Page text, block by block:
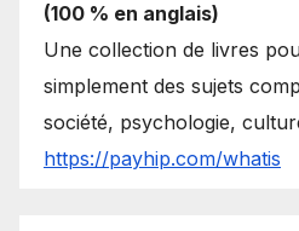
(100 % en anglais)
Une collection de livres
simplement des sujets
société, psychologie,
https://payhip.com/whatis